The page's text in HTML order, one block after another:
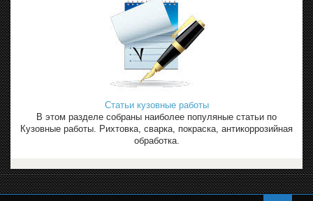
Статьи кузовные работы
В этом разделе собраны наиболее популяные статьи по
Кузовные работы. Рихтовка, сварка, покраска, антикоррозийная
обработка.